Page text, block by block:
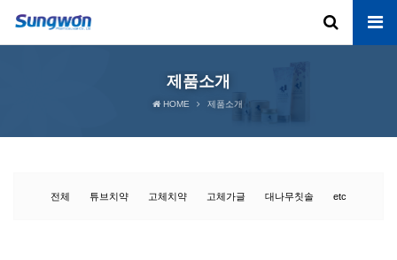
제품소개
HOME 제품소개
전체 튜브치약 고체치약 고체가글 대나무칫솔 etc